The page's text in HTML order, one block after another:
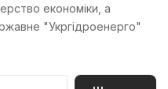
економіки, а
"Укргідроенерго"
П